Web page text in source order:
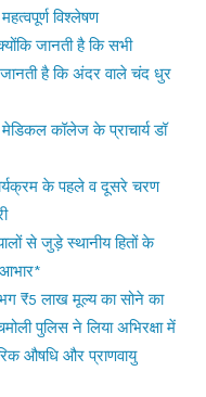
विश्लेषण
जानती है कि सभी
जानती है कि अंदर वाले चंद धुर
कॉलेज के प्राचार्य डॉ
के पहले व दूसरे चरण
से जुड़े स्थानीय हितों के
आभार*
₹5 लाख मूल्य का सोने का
पुलिस ने लिया अभिरक्षा में
औषधि और प्राणवायु